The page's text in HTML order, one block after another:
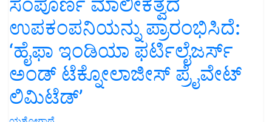
ಉಪಕಂಪನಿಯನ್ನು ಪ್ರಾರಂಭಿಸಿದೆ:
‘ಹೈಫಾ ಇಂಡಿಯಾ ಫರ್ಟಿಲೈಜರ್ಸ್
ಅಂಡ್ ಟೆಕ್ನೋಲಾಜೀಸ್ ಪ್ರೈವೇಟ್
ಲಿಮಿಟೆಡ್’